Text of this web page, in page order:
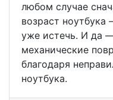
любом случае
возраст
уже истечь. И да
механические
благодаря
ноутбука.